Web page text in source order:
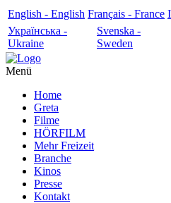
English - English Français - France
Українська -
Ukraine
Svenska -
Sweden
Menü
Home
Greta
Filme
HÖRFILM
Mehr Freizeit
Branche
Kinos
Presse
Kontakt